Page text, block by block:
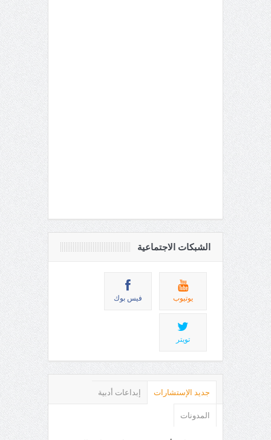
الشبكات الاجتماعية
يوتيوب فيس بوك
تويتر
جديد الإستشارات إبداعات أدبية
المدونات